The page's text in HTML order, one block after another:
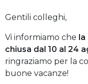
Gentili colleghi,
Vi informiamo che la
chiusa dal 10 al 24
ringraziamo per la
buone vacanze!